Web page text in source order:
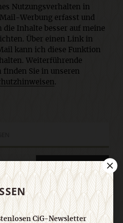
Nutzungsverhalten in
Werbung erfasst und
die Inhalte besser auf meine
Über einen Link in
kann ich diese Funktion
Weiterführende
finden Sie in unseren
.
Jetzt anmelden
CiG-Newsletter